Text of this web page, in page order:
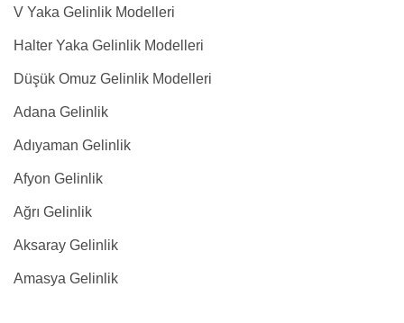
V Yaka Gelinlik Modelleri
Halter Yaka Gelinlik Modelleri
Düşük Omuz Gelinlik Modelleri
Adana Gelinlik
Adıyaman Gelinlik
Afyon Gelinlik
Ağrı Gelinlik
Aksaray Gelinlik
Amasya Gelinlik